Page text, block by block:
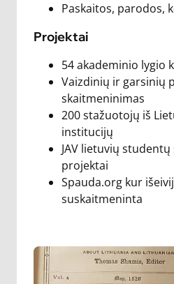
Paskaitos, parodos,
Projektai
54 akademinio lygio
Vaizdinių ir garsinių
skaitmeninimas
200 stažuotojų iš
institucijų
JAV lietuvių
projektai
Spauda.org kur
suskaitmeninta